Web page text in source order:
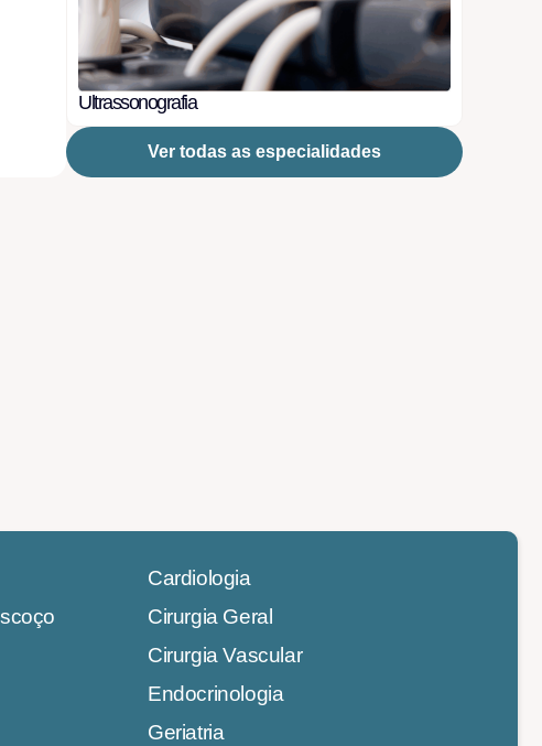
Ultrassonografia
Ver todas as especialidades
Cardiologia
Cirurgia Geral
Cirurgia Vascular
Endocrinologia
Geriatria